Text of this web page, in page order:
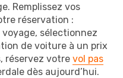
Remplissez vos
réservation :
sélectionnez
de voiture à un prix
réservez votre vol pas
dès aujourd’hui.